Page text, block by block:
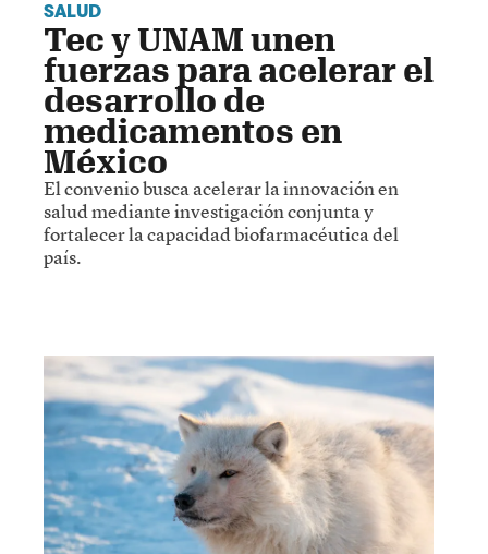
SALUD
Tec y UNAM unen
fuerzas para acelerar el
desarrollo de
medicamentos en
México
El convenio busca acelerar la innovación en
salud mediante investigación conjunta y
fortalecer la capacidad biofarmacéutica del
país.